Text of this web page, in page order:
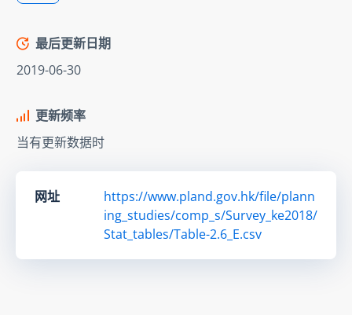
最后更新日期
2019-06-30
更新频率
当有更新数据时
网址
https://www.pland.gov.hk/file/plann
ing_studies/comp_s/Survey_ke2018/
Stat_tables/Table-2.6_E.csv